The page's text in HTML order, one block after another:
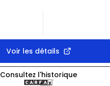
Voir les détails
Consultez l'historique